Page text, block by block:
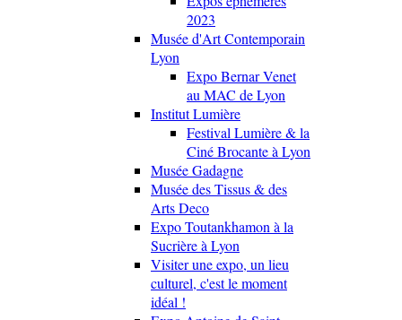
2023
Musée d'Art Contemporain
Lyon
Expo Bernar Venet
au MAC de Lyon
Institut Lumière
Festival Lumière & la
Ciné Brocante à Lyon
Musée Gadagne
Musée des Tissus & des
Arts Deco
Expo Toutankhamon à la
Sucrière à Lyon
Visiter une expo, un lieu
culturel, c'est le moment
idéal !